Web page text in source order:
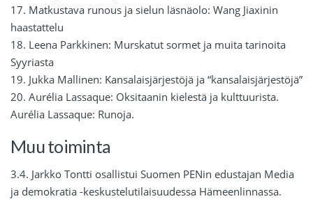
17. Matkustava runous ja sielun läsnäolo: Wang Jiaxinin
haastattelu
18. Leena Parkkinen: Murskatut sormet ja muita tarinoita
Syyriasta
19. Jukka Mallinen: Kansalaisjärjestöjä ja “kansalaisjärjestöjä”
20. Aurélia Lassaque: Oksitaanin kielestä ja kulttuurista.
Aurélia Lassaque: Runoja.
Muu toiminta
3.4. Jarkko Tontti osallistui Suomen PENin edustajan Media
ja demokratia -keskustelutilaisuudessa Hämeenlinnassa.